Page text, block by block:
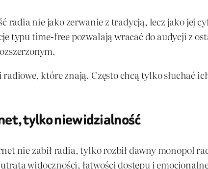
radia nie jako zerwanie z tradycją, lecz jako jej
typu time-free pozwalają wracać do audycji z
które znają. Często chcą tylko słuchać
tylko niewidzialność
nie zabił radia, tylko rozbił dawny monopol
widoczności, łatwości dostępu i